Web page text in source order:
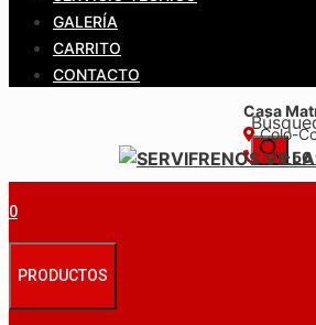
GALERÍA
CARRITO
CONTACTO
Casa
Colo-
+56
0
PRODUCTOS